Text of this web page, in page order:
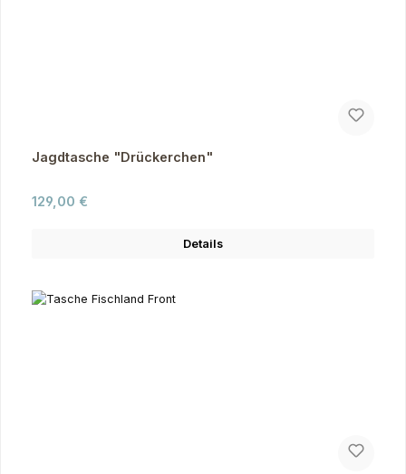
Jagdtasche "Drückerchen"
Regulärer Preis:
129,00 €
Details